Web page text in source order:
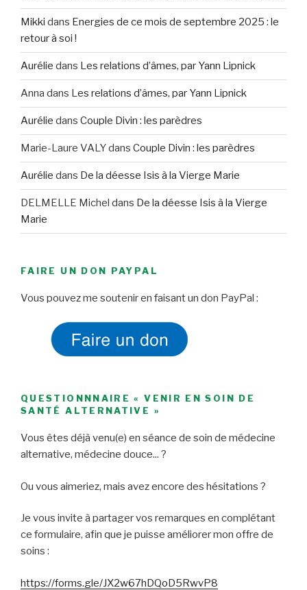
Mikki dans Energies de ce mois de septembre 2025 : le
retour à soi !
Aurélie dans Les relations d’âmes, par Yann Lipnick
Anna dans Les relations d’âmes, par Yann Lipnick
Aurélie dans Couple Divin : les parèdres
Marie-Laure VALYdans Couple Divin : les parèdres
Aurélie dans De la déesse Isis à la Vierge Marie
DELMELLE Michel dans De la déesse Isis à la Vierge
Marie
FAIRE UN DON PAYPAL
Vous pouvez me soutenir en faisant un don PayPal :
QUESTIONNNAIRE « VENIR EN SOIN DE
SANTÉ ALTERNATIVE »
Vous êtes déjà venu(e) en séance de soin de médecine
alternative, médecine douce... ?
Ou vous aimeriez, mais avez encore des hésitations ?
Je vous invite à partager vos remarques en complétant
ce formulaire, afin que je puisse améliorer mon offre de
soins :
https://forms.gle/JX2w67hDQoD5RwvP8